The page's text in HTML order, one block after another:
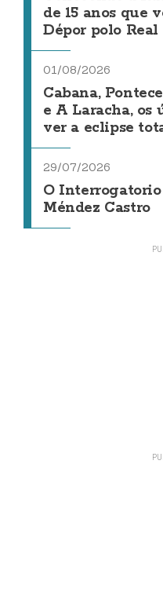
de 15 anos que
Dépor polo
01/08/2026
Cabana,
e A Laracha, os
ver a eclipse
29/07/2026
O Interrogatorio
Méndez Castro